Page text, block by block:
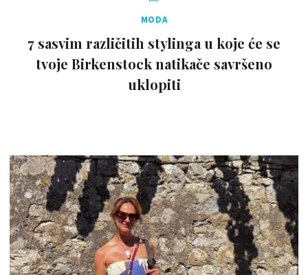
MODA
7 sasvim različitih stylinga u koje će se
tvoje Birkenstock natikače savršeno
uklopiti